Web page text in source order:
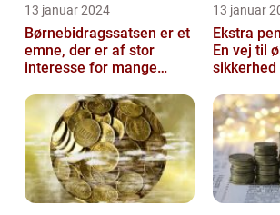
13 januar 2024
Børnebidragssatsen er et
emne, der er af stor
interesse for mange
13 januar
Ekstra
En vej til